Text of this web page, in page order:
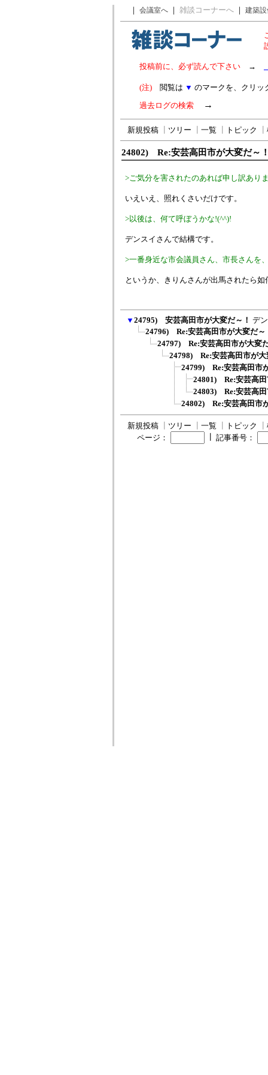
｜ 会議室へ ｜ 雑談コーナーへ ｜ 建築
投稿前に、必ず読んで下さい →
(注) 閲覧は ▼ のマークを、クリッ
過去ログの検索 →
新規投稿 ツリー 一覧 トピック
24802) Re:安芸高田市が大変だ～
>ご気分を害されたのあれば申し訳あり
いえいえ、照れくさいだけです。
>以後は、何て呼ぼうかな!(^^)!
デンスイさんで結構です。
>一番身近な市会議員さん、市長さんを
というか、きりんさんが出馬されたら如
▼ 24795) 安芸高田市が大変だ～！ デ
24796) Re:安芸高田市が大変だ～
24797) Re:安芸高田市が大変
24798) Re:安芸高田市が大
24799) Re:安芸高田市
24801) Re:安芸高田
24803) Re:安芸高田
24802) Re:安芸高田市
新規投稿 ツリー 一覧 トピック
ページ：
記事番号：